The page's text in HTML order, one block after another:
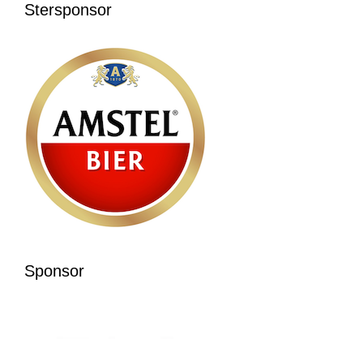
Stersponsor
Sponsor